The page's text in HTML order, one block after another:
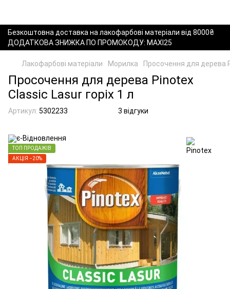
Безкоштовна доставка на лакофарбові матеріали від 8000₴
ДОДАТКОВА ЗНИЖКА ПО ПРОМОКОДУ: MAXI25
Лакофарбові матеріали Морилка Просочення для дерева
Просочення для дерева Pinotex
Classic Lasur горіх 1 л
Артикул: 5302233 3 відгуки
ТОП ПРОДАЖІВ
АКЦІЯ −20%